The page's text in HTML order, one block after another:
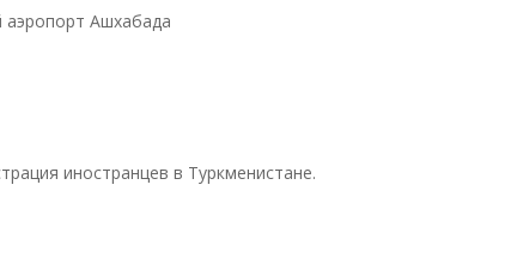
аэропорт Ашхабада
иностранцев в Туркменистане.